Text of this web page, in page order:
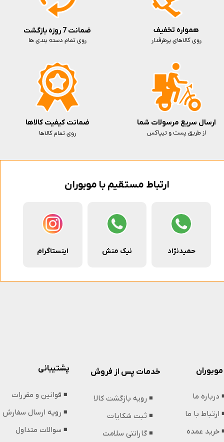
ارتباط مستقیم با موبوران
حمیدنژاد نیک منش اینستاگرام
ضمانت 7 روزه بازگشت
روی تمام دسته بندی ها
ارسال سریع مرسولات شما
از طریق پست و تیپاکس
ضمانت کیفیت کالاها
روی تمام کالاها
همواره تخفیف
روی کالاهای پرطرفدار
پشتیبانی
◾️ قوانین و مقررات
◾️ رویه ارسال سفارش
◾️ سوالات متداول
موبوران
درباره ما
ارتباط با ما
خرید عمده
خدمات پس از فروش
◾️ رویه بازگشت کالا
◾️ ثبت شکایات
◾️ گارانتی سلامت